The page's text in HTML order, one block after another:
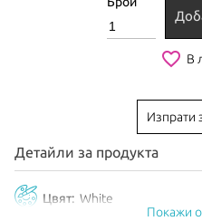
favorite_border В
Изпрати
Детайли за продукта
Цвят: White
Покажи